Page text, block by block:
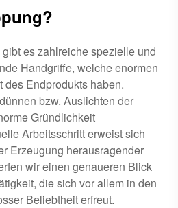
es zahlreiche spezielle und
Handgriffe, welche enormen
des Endprodukts haben.
bzw. Auslichten der
Gründlichkeit
Arbeitsschritt erweist sich
Erzeugung herausragender
wir einen genaueren Blick
die sich vor allem in den
Beliebtheit erfreut.